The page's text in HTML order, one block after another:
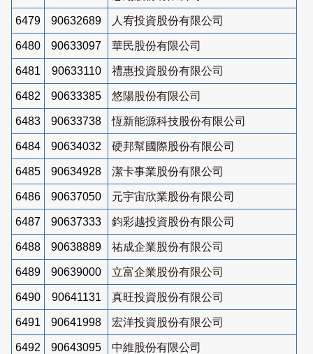
6479 90632689 人宥投資股份有限公司
6480 90633097 華民股份有限公司
6481 90633110 禮惠投資股份有限公司
6482 90633385 悠陽股份有限公司
6483 90633738 恆新能源科技股份有限公司
6484 90634032 硬邦幫國際股份有限公司
6485 90634928 潔卡事業股份有限公司
6486 90637050 元宇宙欣業股份有限公司
6487 90637333 鈞彩越投資股份有限公司
6488 90638889 祐成企業股份有限公司
6489 90639000 立富企業股份有限公司
6490 90641131 真旺投資股份有限公司
6491 90641998 宏洋投資股份有限公司
6492 90643095 中維股份有限公司